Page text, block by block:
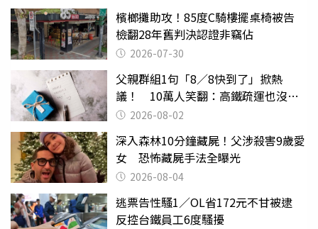
檳榔攤助攻！85度C騎樓擺桌椅被告
檢翻28年舊判決認證非竊佔
2026-07-30
父親群組1句「8／8快到了」掀熱
議！ 10萬人笑翻：高鐵疏運也沒列
父親節
2026-08-02
深入森林10分鐘藏屍！父涉殺害9歲愛
女 恐怖藏屍手法全曝光
2026-08-04
逃票告性騷1／OL省172元不甘被逮
反控台鐵員工6度騷擾